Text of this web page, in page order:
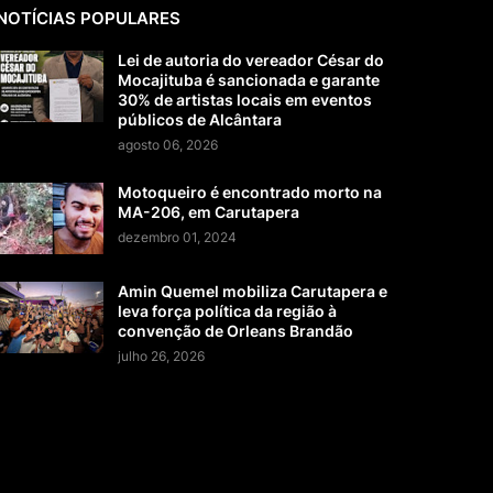
POPULARES
Lei de autoria do vereador César do
Mocajituba é sancionada e garante
30% de artistas locais em eventos
públicos de Alcântara
agosto 06, 2026
Motoqueiro é encontrado morto na
MA-206, em Carutapera
dezembro 01, 2024
Amin Quemel mobiliza Carutapera e
leva força política da região à
convenção de Orleans Brandão
julho 26, 2026